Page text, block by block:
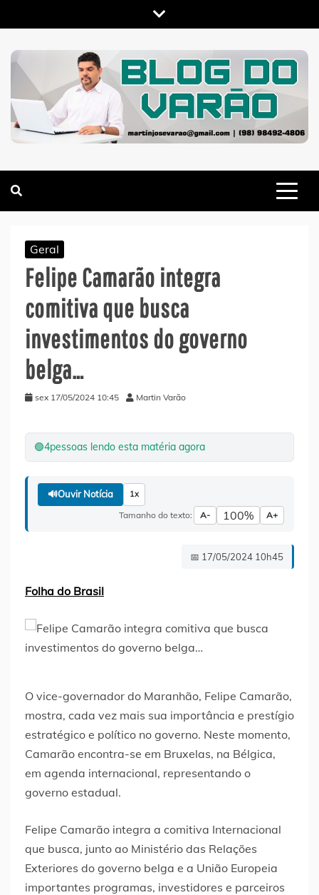
to
content
Geral
Felipe Camarão integra
comitiva que busca
investimentos do governo
belga…
sex 17/05/2024 10:45 Martin Varão
🟢4pessoas lendo esta matéria agora
🔊Ouvir Notícia 1x
Tamanho do texto: A- 100% A+
📅 17/05/2024 10h45
Folha do Brasil
O vice-governador do Maranhão, Felipe Camarão,
mostra, cada vez mais sua importância e prestígio
estratégico e político no governo. Neste momento,
Camarão encontra-se em Bruxelas, na Bélgica,
em agenda internacional, representando o
governo estadual.
Felipe Camarão integra a comitiva Internacional
que busca, junto ao Ministério das Relações
Exteriores do governo belga e a União Europeia
importantes programas, investidores e parceiros